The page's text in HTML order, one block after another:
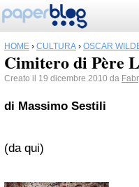
HOME › CULTURA › OSCAR
Cimitero di Père
Creato il 19 dicembre 2010 da
di Massimo Sestili
(da qui)